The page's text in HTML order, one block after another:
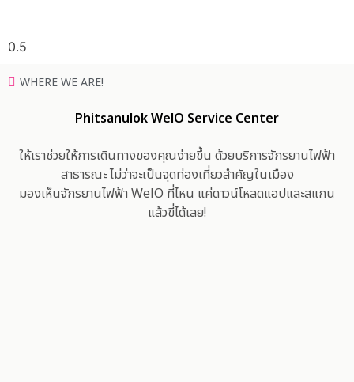
WHERE WE ARE!
Phitsanulok WelO Service Center
ให้เราช่วยให้การเดินทางของคุณง่ายขึ้น ด้วยบริการจักรยานไฟฟ้า
สาธารณะ ไม่ว่าจะเป็นจุดท่องเที่ยวสำคัญในเมือง
มองเห็นจักรยานไฟฟ้า WelO ที่ไหน แค่ดาวน์โหลดแอปและสแกน
แล้วขี่ได้เลย!